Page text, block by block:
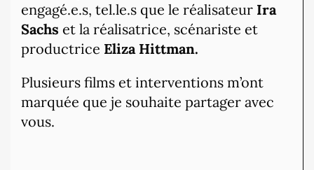
engagé.e.s, tel.le.s que le réalisateur Ira
Sachs et la réalisatrice, scénariste et
productrice Eliza Hittman.
Plusieurs films et interventions m’ont
marquée que je souhaite partager avec
vous.